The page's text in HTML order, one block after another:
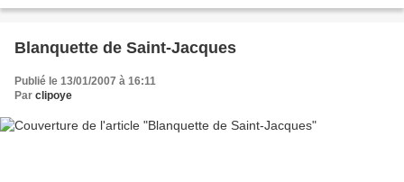
Blanquette de Saint-Jacques
Publié le 13/01/2007 à 16:11
Par clipoye